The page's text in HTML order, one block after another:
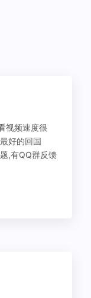
视频速度很
好的回国
,有QQ群反馈